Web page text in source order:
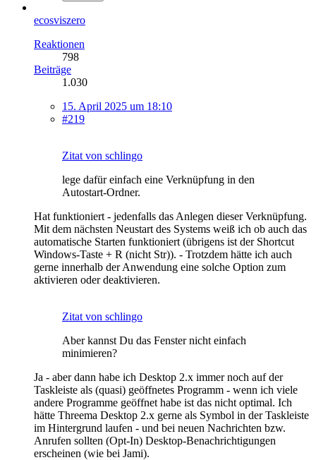
ecosviszero
Reaktionen
798
Beiträge
1.030
15. April 2025 um 18:10
#219
Zitat von schlingo
lege dafür einfach eine Verknüpfung in den
Autostart-Ordner.
Hat funktioniert - jedenfalls das Anlegen dieser Verknüpfung.
Mit dem nächsten Neustart des Systems weiß ich ob auch das
automatische Starten funktioniert (übrigens ist der Shortcut
Windows-Taste + R (nicht Str)). - Trotzdem hätte ich auch
gerne innerhalb der Anwendung eine solche Option zum
aktivieren oder deaktivieren.
Zitat von schlingo
Aber kannst Du das Fenster nicht einfach
minimieren?
Ja - aber dann habe ich Desktop 2.x immer noch auf der
Taskleiste als (quasi) geöffnetes Programm - wenn ich viele
andere Programme geöffnet habe ist das nicht optimal. Ich
hätte Threema Desktop 2.x gerne als Symbol in der Taskleiste
im Hintergrund laufen - und bei neuen Nachrichten bzw.
Anrufen sollten (Opt-In) Desktop-Benachrichtigungen
erscheinen (wie bei Jami).